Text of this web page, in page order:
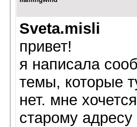
Sveta.misli
привет!
я написала
темы, которые
нет. мне
старому